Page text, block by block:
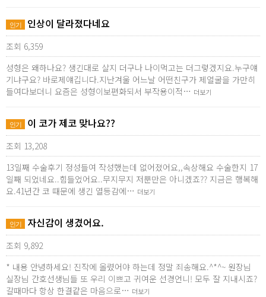
인기 인상이 달라졌다네요
조회 6,359
성형은 왜하나요? 생긴대로 살지 더구나 나이먹고는 더그렇겠지요.누구얘
기냐구요? 바로제얘깁니다.지난겨울 어느날 어떤친구가 제얼굴을 가만히
들여다보더니 요즘은 성형이보편화되서 부작용이적… 더보기
인기 이 코가 제코 맞나요??
조회 13,208
13일째 수술후기 정성들여 작성했는데 없어졌어요,,속상해요 수술한지 17
일째 되었네요..힘들었어요..무지무지 저뿐만은 아니겠죠?? 지금은 행복해
요.41년간 코 때문에 생긴 열등감에… 더보기
인기 자신감이 생겼어요.
조회 9,892
* 내용 안녕하세요! 진작에 올렸어야 하는데 정말 죄송해요.^*^~ 원장님
실장님 간호선생님들 또 우리 이쁘고 귀여운 선경언니! 모두 잘 지내시죠?
갈때마다 항상 한결같은 마음으로… 더보기